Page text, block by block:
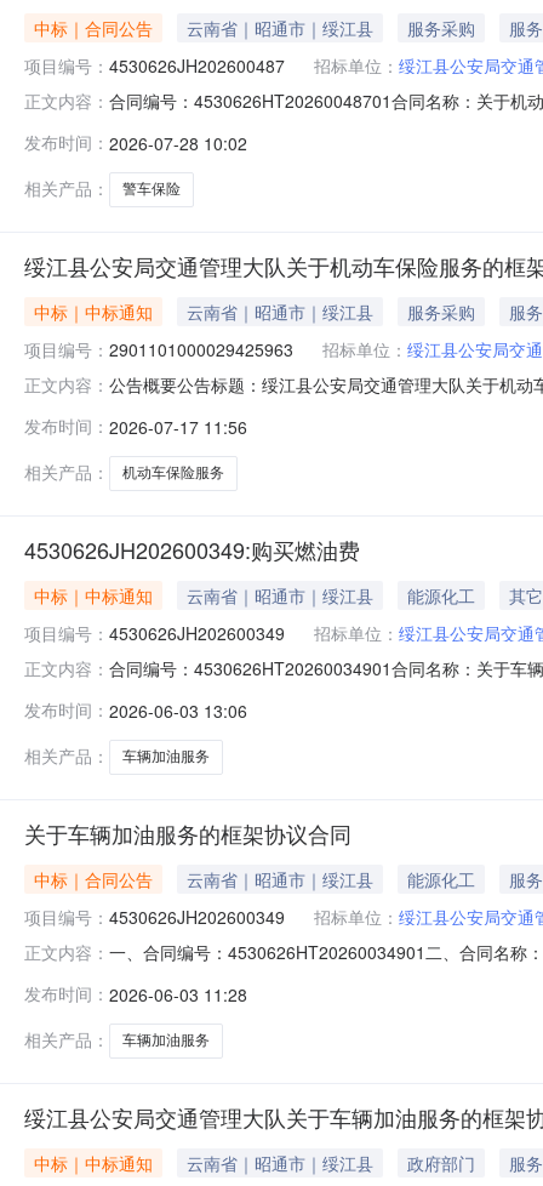
中标｜合同公告 云南省｜昭通市｜绥江县 服务采购
服务
项目编号： 4530626JH202600487 招标单位： 绥江县公安局交通
正文内容： 合同编号：4530626HT20260048701合同名称：关于机
订日期：2026-07-17合同公告日期：2026-07-28代理机
发布时间： 2026-07-28 10:02
相关产品：
警车保险
绥江县公安局交通管理大队关于机动车保险服务的框
中标｜中标通知 云南省｜昭通市｜绥江县 服务采购
服务
项目编号： 2901101000029425963 招标单位： 绥江县公安局交
正文内容： 公告概要公告标题：绥江县公安局交通管理大队关于机
关于机动车保险服务的框架协议采购项目项目编号：
发布时间： 2026-07-17 11:56
相关产品：
机动车保险服务
4530626JH202600349:购买燃油费
中标｜中标通知 云南省｜昭通市｜绥江县 能源化工
其它
项目编号： 4530626JH202600349 招标单位： 绥江县公安局交通
正文内容： 合同编号：4530626HT20260034901合同名称：关于车
同公告日期：2026-06-03代理机构：进口产品审核前公
发布时间： 2026-06-03 13:06
相关产品：
车辆加油服务
关于车辆加油服务的框架协议合同
中标｜合同公告 云南省｜昭通市｜绥江县 能源化工
服务
项目编号： 4530626JH202600349 招标单位： 绥江县公安局交通
正文内容： 一、合同编号：4530626HT20260034901二、合同名称
售分公司地址：云南省昭通市中城镇华峰社区联系方式
发布时间： 2026-06-03 11:28
相关产品：
车辆加油服务
绥江县公安局交通管理大队关于车辆加油服务的框架
中标｜中标通知 云南省｜昭通市｜绥江县 政府部门
服务